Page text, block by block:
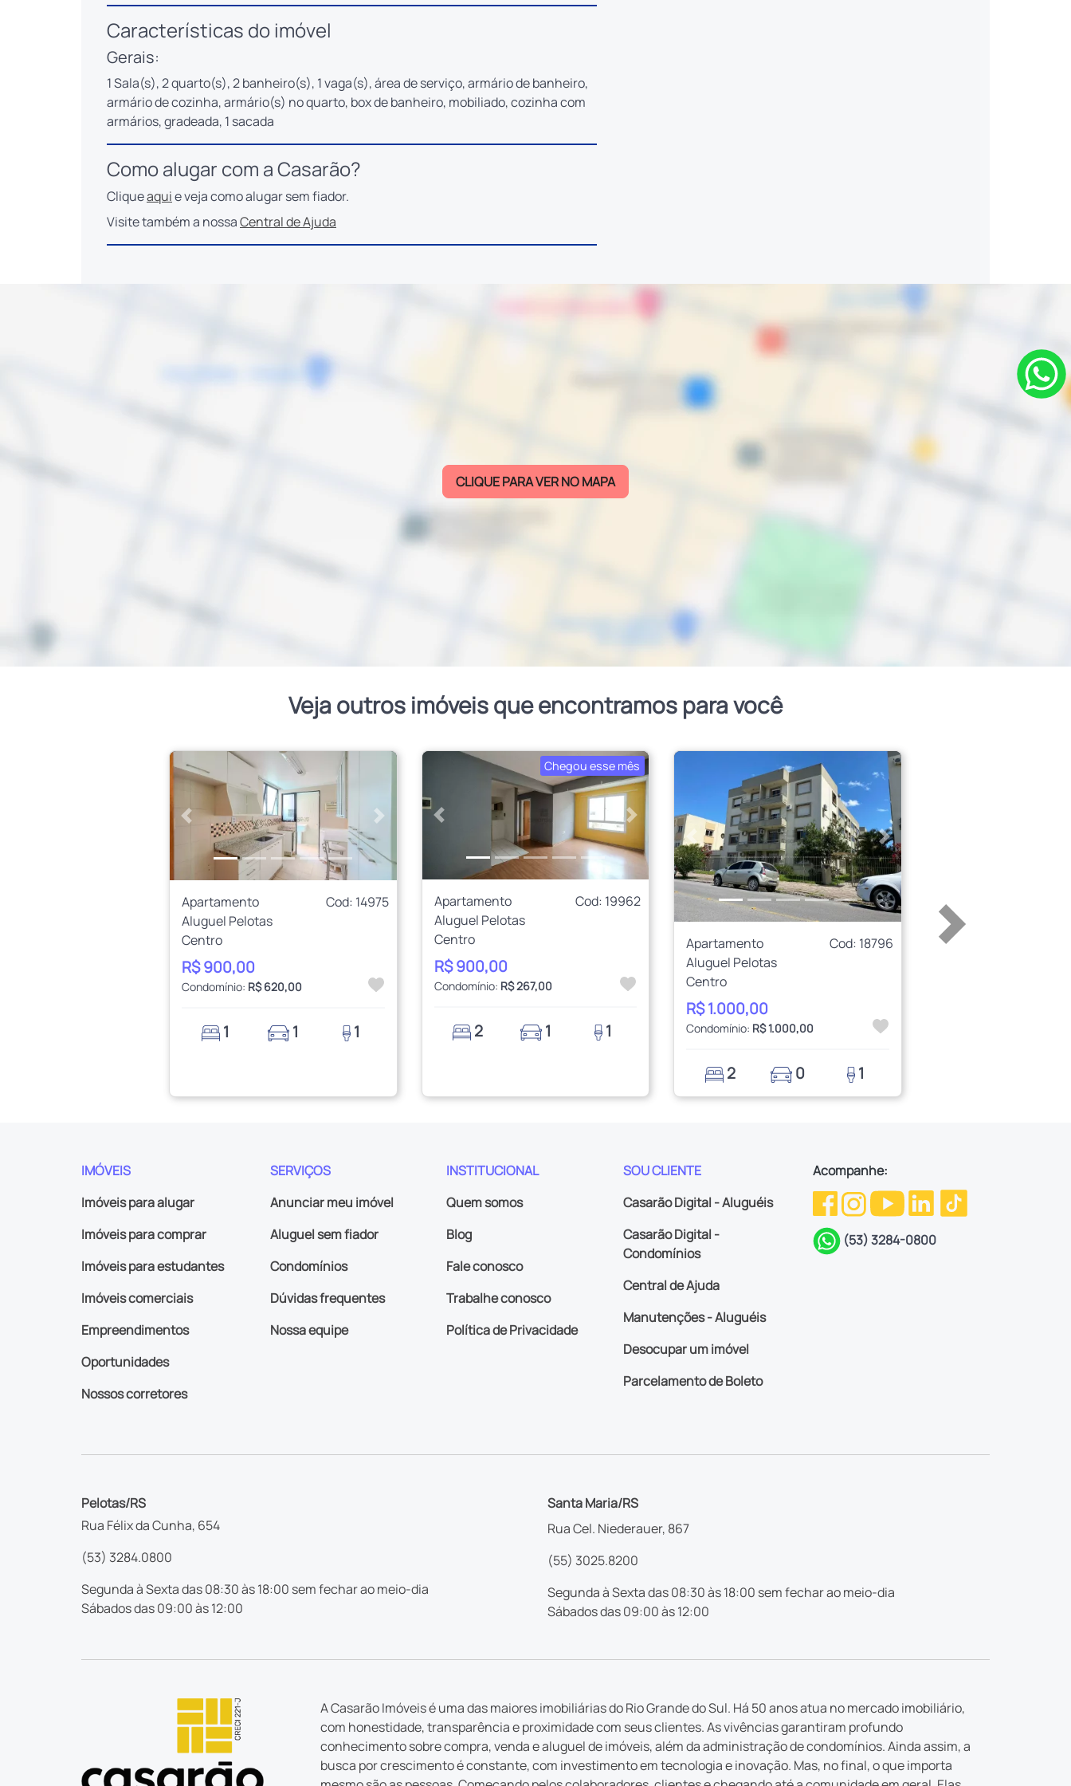
Características do imóvel
Gerais:
1 Sala(s), 2 quarto(s), 2 banheiro(s), 1 vaga(s), área de serviço, armário de banheiro,
armário de cozinha, armário(s) no quarto, box de banheiro, mobiliado, cozinha com
armários, gradeada, 1 sacada
Como alugar com a Casarão?
Cliqueaquie veja como alugar sem fiador.
Visite também a nossaCentral de Ajuda
CLIQUE PARA VER NO MAPA
Veja outros imóveis que encontramos para você
Anterior Próximo
Apartamento
Cod: 14975
Aluguel Pelotas
Centro
R$ 900,00
Condomínio: R$ 620,00
1 1 1
Chegou esse mês
Anterior Próximo
Apartamento
Cod: 19962
Aluguel Pelotas
Centro
R$ 900,00
Condomínio: R$ 267,00
2 1 1
Anterior Próximo
Apartamento
Cod: 18796
Aluguel Pelotas
Centro
R$ 1.000,00
Condomínio: R$ 1.000,00
2 0 1
IMÓVEIS
Imóveis para alugar
Imóveis para comprar
Imóveis para estudantes
Imóveis comerciais
Empreendimentos
Oportunidades
Nossos corretores
SERVIÇOS
Anunciar meu imóvel
Aluguel sem fiador
Condomínios
Dúvidas frequentes
Nossa equipe
INSTITUCIONAL
Quem somos
Blog
Fale conosco
Trabalhe conosco
Política de Privacidade
SOU CLIENTE
Casarão Digital - Aluguéis
Casarão Digital -
Condomínios
Central de Ajuda
Manutenções - Aluguéis
Desocupar um imóvel
Parcelamento de Boleto
Acompanhe:
(53) 3284-0800
Pelotas/RS
Rua Félix da Cunha, 654
(53) 3284.0800
Segunda à Sexta das 08:30 às 18:00 sem fechar ao meio-dia
Sábados das 09:00 às 12:00
Santa Maria/RS
Rua Cel. Niederauer, 867
(55) 3025.8200
Segunda à Sexta das 08:30 às 18:00 sem fechar ao meio-dia
Sábados das 09:00 às 12:00
A Casarão Imóveis é uma das maiores imobiliárias do Rio Grande do Sul. Há 50 anos atua no mercado imobiliário,
com honestidade, transparência e proximidade com seus clientes. As vivências garantiram profundo
conhecimento sobre compra, venda e aluguel de imóveis, além da administração de condomínios. Ainda assim, a
busca por crescimento é constante, com investimento em tecnologia e inovação. Mas, no final, o que importa